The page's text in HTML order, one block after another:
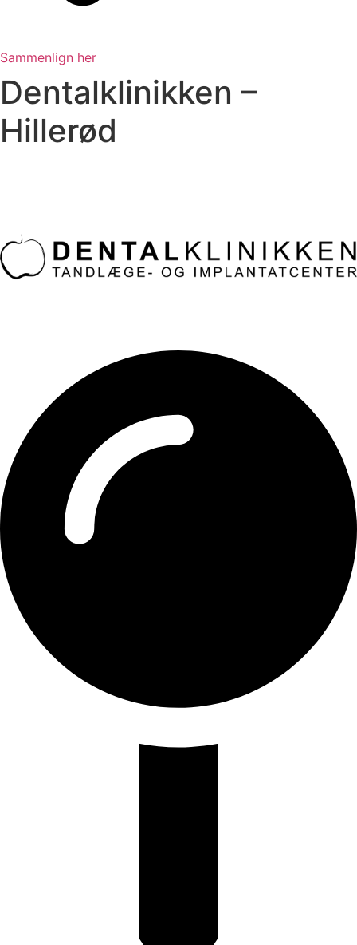
Sammenlign her
Dentalklinikken –
Hillerød